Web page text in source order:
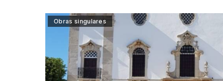
Obras singulares